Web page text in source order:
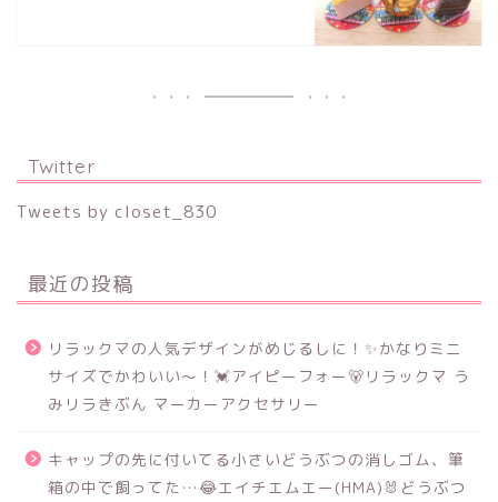
Twitter
Tweets by closet_830
最近の投稿
リラックマの人気デザインがめじるしに！✨かなりミニ
サイズでかわいい～！💓アイピーフォー🐻リラックマ う
みリラきぶん マーカーアクセサリー
キャップの先に付いてる小さいどうぶつの消しゴム、筆
箱の中で飼ってた…😂エイチエムエー(HMA)🐰どうぶつ